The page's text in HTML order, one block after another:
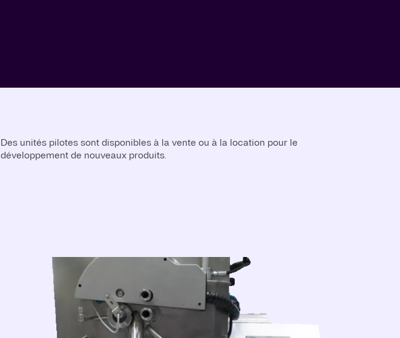
Des unités pilotes sont disponibles à la vente ou à la location pour le
développement de nouveaux produits.